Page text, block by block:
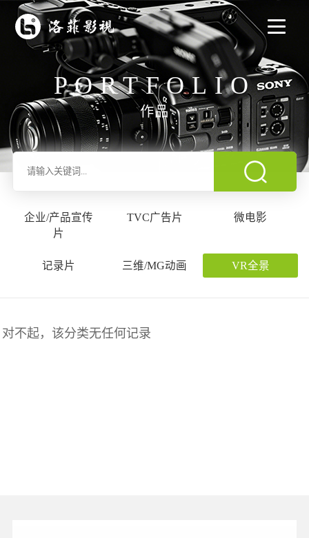
PORTFOLIO
作品
企业/产品宣传
片
TVC广告片 微电影
记录片 三维/MG动画 VR全景
对不起，该分类无任何记录